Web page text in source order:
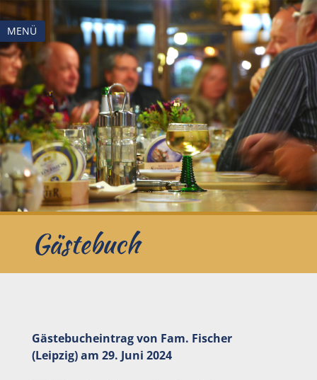
MENÜ
Gästebuch
Gästebucheintrag von Fam. Fischer
(Leipzig) am 29. Juni 2024